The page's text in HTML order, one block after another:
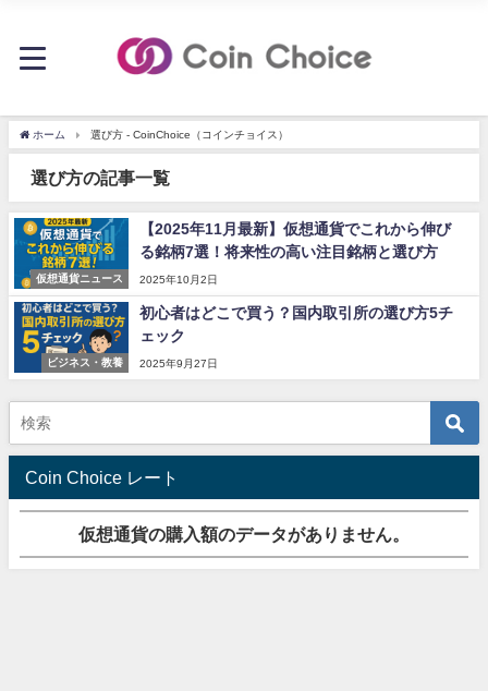
ホーム 選び方 - CoinChoice（コインチョイス）
選び方の記事一覧
仮想通貨ニュース
【2025年11月最新】仮想通貨でこれから伸び
る銘柄7選！将来性の高い注目銘柄と選び方
2025年10月2日
ビジネス・教養
初心者はどこで買う？国内取引所の選び方5チ
ェック
2025年9月27日
Coin Choice レート
仮想通貨の購入額のデータがありません。